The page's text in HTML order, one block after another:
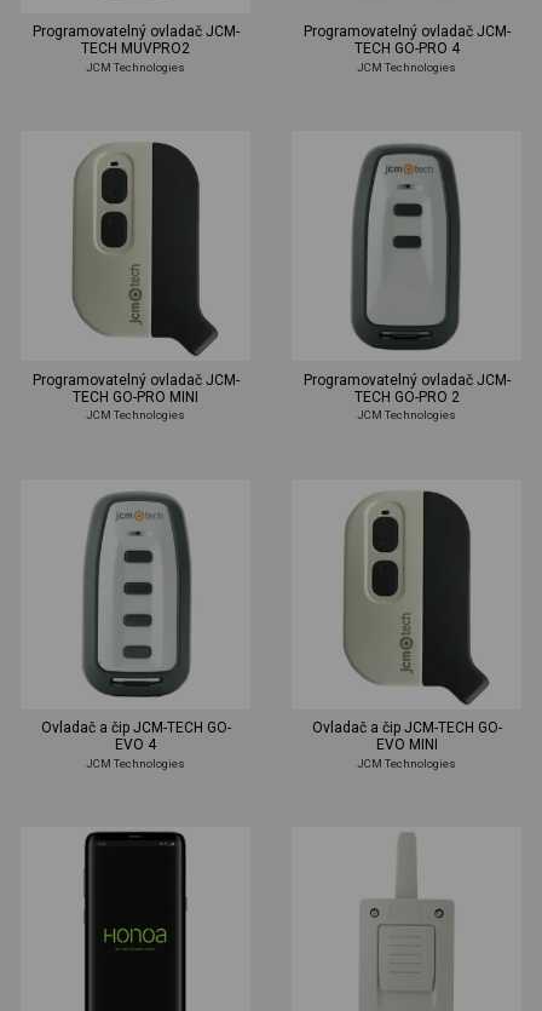
Programovatelný ovladač JCM-
TECH MUVPRO2
JCM Technologies
Programovatelný ovladač JCM-
TECH GO-PRO 4
JCM Technologies
Programovatelný ovladač JCM-
TECH GO-PRO MINI
JCM Technologies
Programovatelný ovladač JCM-
TECH GO-PRO 2
JCM Technologies
Ovladač a čip JCM-TECH GO-
EVO 4
JCM Technologies
Ovladač a čip JCM-TECH GO-
EVO MINI
JCM Technologies